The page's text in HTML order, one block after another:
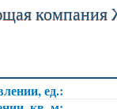
ед.: